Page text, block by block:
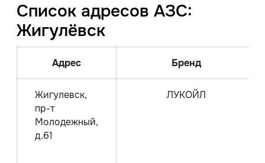
Список адресов АЗС:
Жигулёвск
Адрес Бренд
Жигулевск,
пр-т
Молодежный,
д.61
ЛУКОЙЛ